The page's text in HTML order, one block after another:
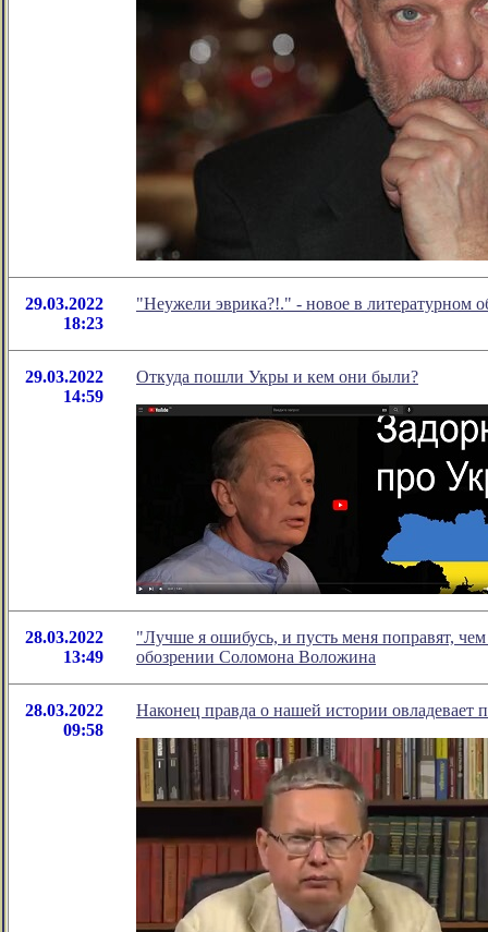
29.03.2022
18:23
"Неужели эврика?!." - новое в литературном
29.03.2022
14:59
Откуда пошли Укры и кем они были?
28.03.2022
13:49
"Лучше я ошибусь, и пусть меня поправят,
обозрении Соломона Воложина
28.03.2022
09:58
Наконец правда о нашей истории овладевает